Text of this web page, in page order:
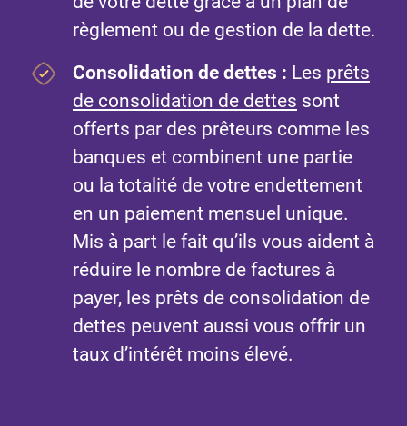
règlement ou de gestion de la dette.
Consolidation de dettes : Les prêts
de consolidation de dettes sont
offerts par des prêteurs comme les
banques et combinent une partie
ou la totalité de votre endettement
en un paiement mensuel unique.
Mis à part le fait qu’ils vous aident à
réduire le nombre de factures à
payer, les prêts de consolidation de
dettes peuvent aussi vous offrir un
taux d’intérêt moins élevé.